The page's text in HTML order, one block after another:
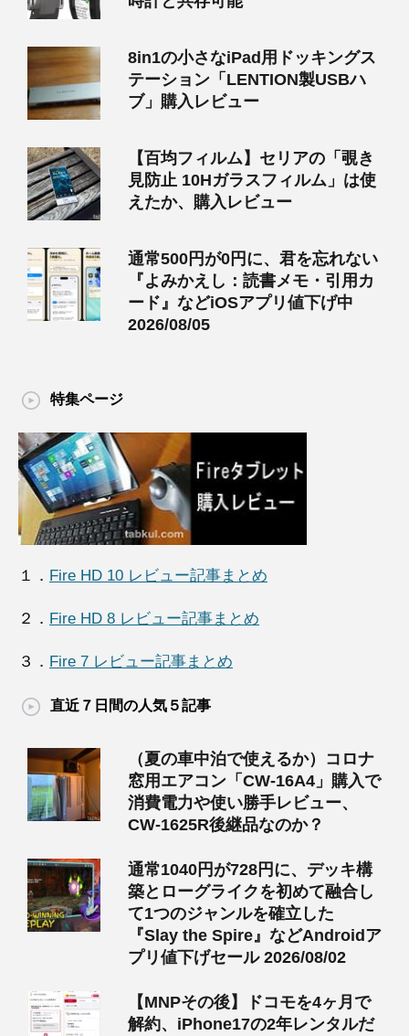
8in1の小さなiPad用ドッキングス
テーション「LENTION製USBハ
ブ」購入レビュー
【百均フィルム】セリアの「覗き
見防止 10Hガラスフィルム」は使
えたか、購入レビュー
通常500円が0円に、君を忘れない
『よみかえし：読書メモ・引用カ
ード』などiOSアプリ値下げ中
2026/08/05
特集ページ
１． Fire HD 10 レビュー記事まとめ
２． Fire HD 8 レビュー記事まとめ
３． Fire 7 レビュー記事まとめ
直近７日間の人気５記事
（夏の車中泊で使えるか）コロナ
窓用エアコン「CW-16A4」購入で
消費電力や使い勝手レビュー、
CW-1625R後継品なのか？
通常1040円が728円に、デッキ構
築とローグライクを初めて融合し
て1つのジャンルを確立した
『Slay the Spire』などAndroidア
プリ値下げセール 2026/08/02
【MNPその後】ドコモを4ヶ月で
解約、iPhone17の2年レンタルだ